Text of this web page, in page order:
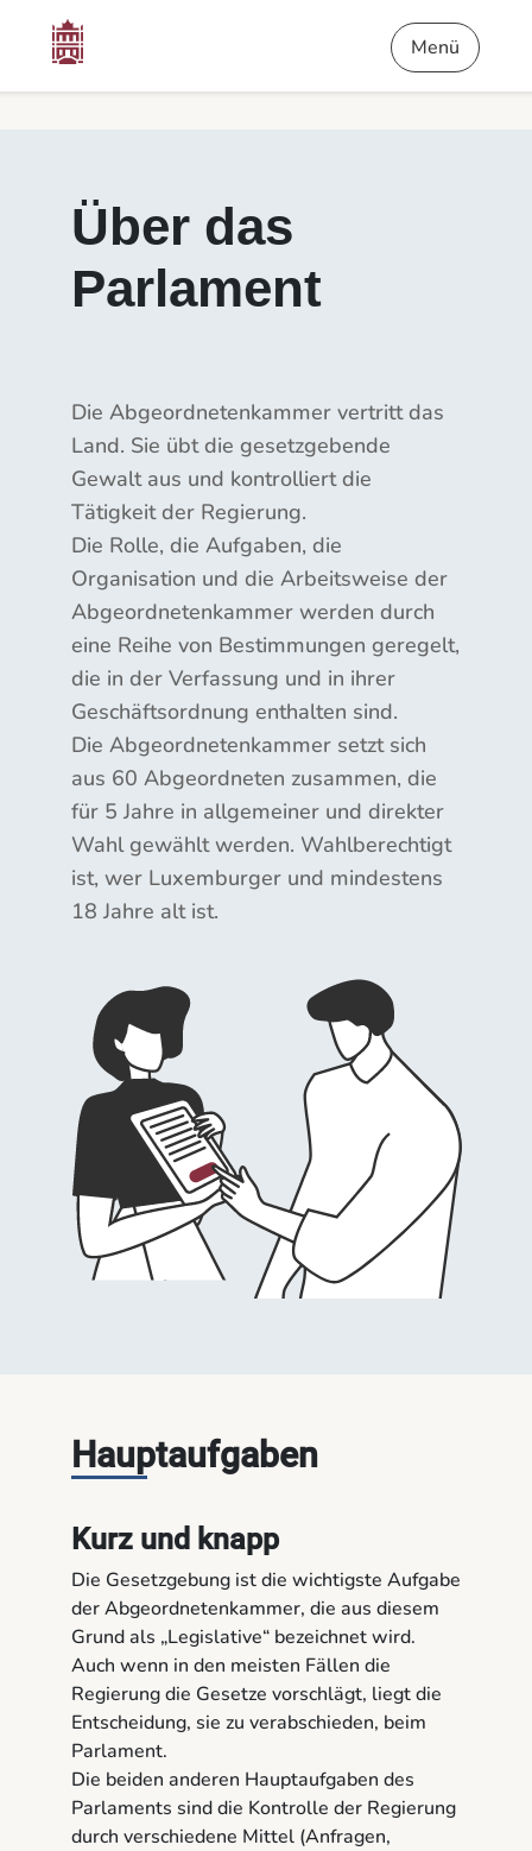
Über das Parlament - Die Petitionen
Menü
Über das
Parlament
Die Abgeordnetenkammer vertritt das
Land. Sie übt die gesetzgebende
Gewalt aus und kontrolliert die
Tätigkeit der Regierung.
Die Rolle, die Aufgaben, die
Organisation und die Arbeitsweise der
Abgeordnetenkammer werden durch
eine Reihe von Bestimmungen geregelt,
die in der Verfassung und in ihrer
Geschäftsordnung enthalten sind.
Die Abgeordnetenkammer setzt sich
aus 60 Abgeordneten zusammen, die
für 5 Jahre in allgemeiner und direkter
Wahl gewählt werden. Wahlberechtigt
ist, wer Luxemburger und mindestens
18 Jahre alt ist.
Hauptaufgaben
Kurz und knapp
Die Gesetzgebung ist die wichtigste Aufgabe
der Abgeordnetenkammer, die aus diesem
Grund als „Legislative“ bezeichnet wird.
Auch wenn in den meisten Fällen die
Regierung die Gesetze vorschlägt, liegt die
Entscheidung, sie zu verabschieden, beim
Parlament.
Die beiden anderen Hauptaufgaben des
Parlaments sind die Kontrolle der Regierung
durch verschiedene Mittel (Anfragen,